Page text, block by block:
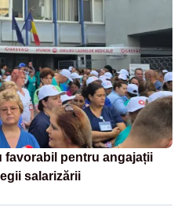
favorabil pentru angajații
salarizării